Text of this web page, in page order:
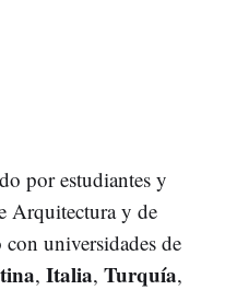
por estudiantes y
Arquitectura y de
universidades de
, Italia, Turquía,